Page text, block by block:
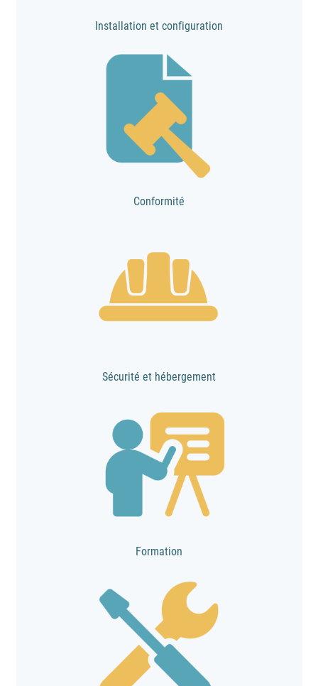
Installation et configuration
Conformité
Sécurité et hébergement
Formation